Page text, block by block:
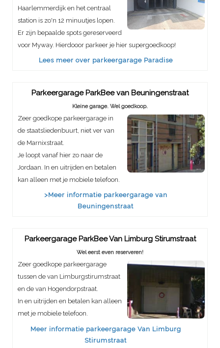
Haarlemmerdijk en het centraal
station is zo'n 12 minuutjes lopen.
Er zijn bepaalde spots gereserveerd
voor Myway. Hierdooor parkeer je hier supergoedkoop!
Lees meer over parkeergarage Paradise
Parkeergarage ParkBee van Beuningenstraat
Kleine garage. Wel goedkoop.
Zeer goedkope parkeergarage in
de staatsliedenbuurt, niet ver van
de Marnixstraat.
Je loopt vanaf hier zo naar de
Jordaan. In en uitrijden en betalen
kan alleen met je mobiele telefoon.
>Meer informatie parkeergarage van
Beuningenstraat
Parkeergarage ParkBee Van Limburg Stirumstraat
Wel eerst even reserveren!
Zeer goedkope parkeergarage
tussen de van Limburgstirumstraat
en de van Hogendorpstraat.
In en uitrijden en betalen kan alleen
met je mobiele telefoon.
Meer informatie parkeergarage Van Limburg
Stirumstraat